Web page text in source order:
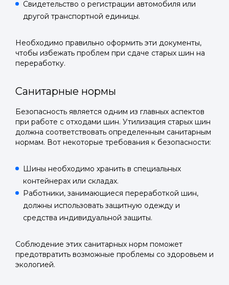
Войти в
Мы отправим код для входа на ваш
номер телефона.
Отправить код
Отправьте заявку через мессенджер-бот — магазины
AI-оценка прямо в чате.
Telegram
или подайте через форму на сайте
Войти в ЛК и заполнить форму
Отправьте заявку через мессенджер-бот — магазины
AI-оценка прямо в чате.
Telegram
или подайте через форму на сайте
Войти в ЛК и заполнить форму
Свидетельство о регистрации автомобиля или
другой транспортной единицы.
Необходимо правильно оформить эти документы,
чтобы избежать проблем при сдаче старых шин на
переработку.
Санитарные нормы
Безопасность является одним из главных аспектов
при работе с отходами шин. Утилизация старых шин
должна соответствовать определенным санитарным
нормам. Вот некоторые требования к безопасности:
Шины необходимо хранить в специальных
контейнерах или складах.
Работники, занимающиеся переработкой шин,
должны использовать защитную одежду и
средства индивидуальной защиты.
Соблюдение этих санитарных норм поможет
предотвратить возможные проблемы со здоровьем и
экологией.